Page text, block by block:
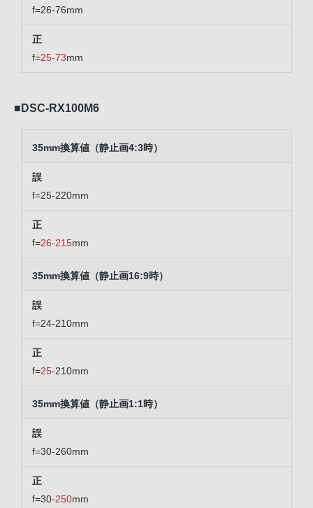
f=26-76mm
f=25-73mm
■DSC-RX100M6
35mm換算値（静止画4:3時）
f=25-220mm
f=26-215mm
35mm換算値（静止画16:9時）
f=24-210mm
f=25-210mm
35mm換算値（静止画1:1時）
f=30-260mm
f=30-250mm